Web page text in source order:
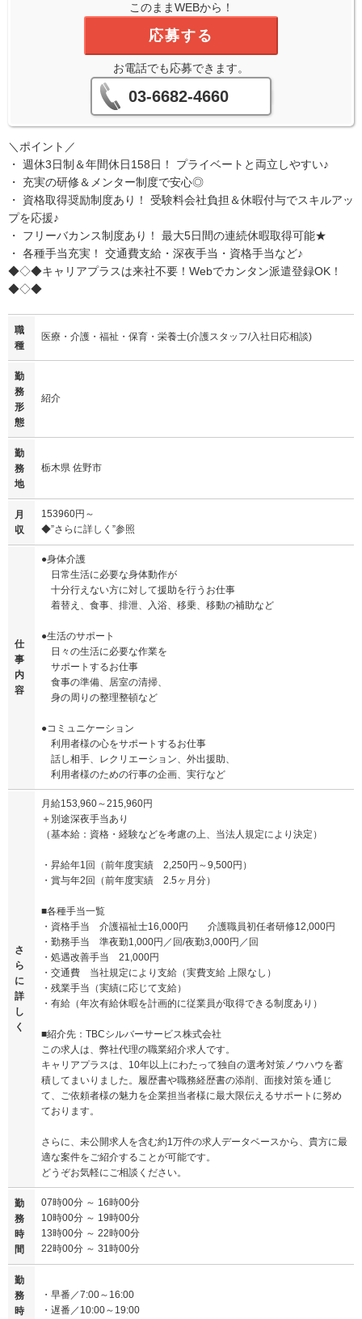
このままWEBから！
応募する
お電話でも応募できます。
03-6682-4660
＼ポイント／
・ 週休3日制＆年間休日158日！ プライベートと両立しやすい♪
・ 充実の研修＆メンター制度で安心◎
・ 資格取得奨励制度あり！ 受験料会社負担＆休暇付与でスキルアッ
プを応援♪
・ フリーバカンス制度あり！ 最大5日間の連続休暇取得可能★
・ 各種手当充実！ 交通費支給・深夜手当・資格手当など♪
◆◇◆キャリアプラスは来社不要！Webでカンタン派遣登録OK！
◆◇◆
職
種
医療・介護・福祉・保育・栄養士(介護スタッフ/入社日応相談)
勤
務
形
態
紹介
勤
務
地
栃木県 佐野市
月
収
153960円～
◆”さらに詳しく”参照
仕
事
内
容
●身体介護
日常生活に必要な身体動作が
十分行えない方に対して援助を行うお仕事
着替え、食事、排泄、入浴、移乗、移動の補助など
●生活のサポート
日々の生活に必要な作業を
サポートするお仕事
食事の準備、居室の清掃、
身の周りの整理整頓など
●コミュニケーション
利用者様の心をサポートするお仕事
話し相手、レクリエーション、外出援助、
利用者様のための行事の企画、実行など
さ
ら
に
詳
し
く
月給153,960～215,960円
＋別途深夜手当あり
（基本給：資格・経験などを考慮の上、当法人規定により決定）
・昇給年1回（前年度実績 2,250円～9,500円）
・賞与年2回（前年度実績 2.5ヶ月分）
■各種手当一覧
・資格手当 介護福祉士16,000円 介護職員初任者研修12,000円
・勤務手当 準夜勤1,000円／回/夜勤3,000円／回
・処遇改善手当 21,000円
・交通費 当社規定により支給（実費支給 上限なし）
・残業手当（実績に応じて支給）
・有給（年次有給休暇を計画的に従業員が取得できる制度あり）
■紹介先：TBCシルバーサービス株式会社
この求人は、弊社代理の職業紹介求人です。
キャリアプラスは、10年以上にわたって独自の選考対策ノウハウを蓄
積してまいりました。履歴書や職務経歴書の添削、面接対策を通じ
て、ご依頼者様の魅力を企業担当者様に最大限伝えるサポートに努め
ております。
さらに、未公開求人を含む約1万件の求人データベースから、貴方に最
適な案件をご紹介することが可能です。
どうぞお気軽にご相談ください。
勤
務
時
間
07時00分 ～ 16時00分
10時00分 ～ 19時00分
13時00分 ～ 22時00分
22時00分 ～ 31時00分
勤
務
時
・早番／7:00～16:00
・遅番／10:00～19:00